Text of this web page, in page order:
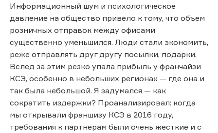
Информационный шум и психологическое
давление на общество привело к тому, что объем
розничных отправок между офисами
существенно уменьшился. Люди стали экономить,
реже отправлять друг другу посылки, подарки.
Вслед за этим резко упала прибыль у франчайзи
КСЭ, особенно в небольших регионах — где она и
так была небольшой. Я задумался — как
сократить издержки? Проанализировал: когда
мы открывали франшизу КСЭ в 2016 году,
требования к партнерам были очень жесткие и с